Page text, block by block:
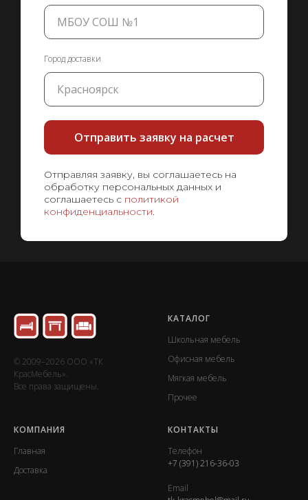
Город доставки
Отправить заявку на расчет
Отправляя заявку, вы соглашаетесь на
обработку персональных данных и
соглашаетесь с политикой
конфиденциальности
© 2009–2026 ООО «ТК
КрасМебель».
Все права защищены.
КАТАЛОГ
Школьная мебель
Офисная мебель
Мягкая мебель
Прочее
КОМПАНИЯ
Главная
Доставка
КОНТАКТЫ
Телефон
+7 (391) 216-36-03
Email